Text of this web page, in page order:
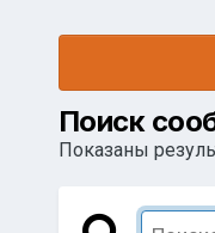
Поиск
Показаны